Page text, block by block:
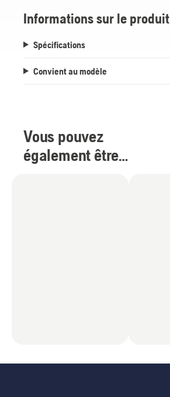
Informations sur le produit
Spécifications
Convient au modèle
Vous pouvez
également être